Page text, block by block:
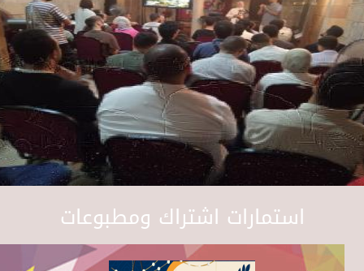
استمارات اشتراك ومطبوعات